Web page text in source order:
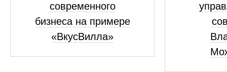
современного
бизнеса на примере
«ВкусВилла»